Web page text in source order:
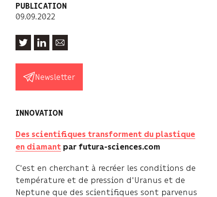
PUBLICATION
09.09.2022
Newsletter
INNOVATION
Des scientifiques transforment du plastique
en diamant par futura-sciences.com
C'est en cherchant à recréer les conditions de
température et de pression d'Uranus et de
Neptune que des scientifiques sont parvenus